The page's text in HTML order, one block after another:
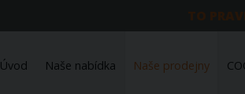
Úvod Naše nabídka Naše prodejny